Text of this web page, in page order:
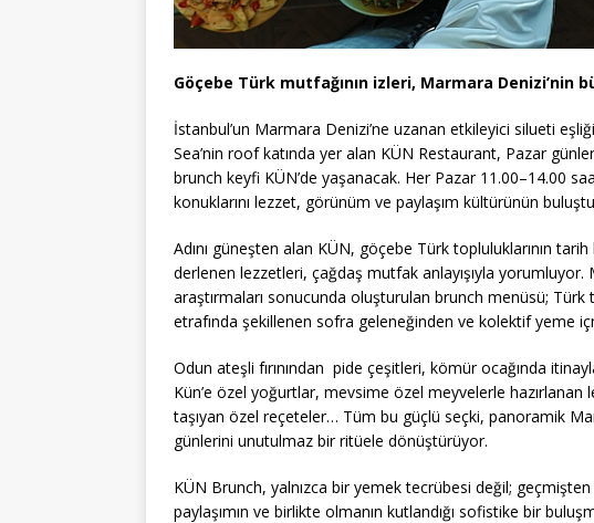
Göçebe Türk mutfağının izleri, Marmara Denizi’nin
İstanbul’un Marmara Denizi’ne uzanan etkileyici silueti
Sea’nin roof katında yer alan KÜN Restaurant, Pazar
brunch keyfi KÜN’de yaşanacak. Her Pazar 11.00–14.00
konuklarını lezzet, görünüm ve paylaşım kültürünün
Adını güneşten alan KÜN, göçebe Türk topluluklarının
derlenen lezzetleri, çağdaş mutfak anlayışıyla
araştırmaları sonucunda oluşturulan brunch menüsü; Türk
etrafında şekillenen sofra geleneğinden ve kolektif yeme
Odun ateşli fırınından pide çeşitleri, kömür ocağında
Kün’e özel yoğurtlar, mevsime özel meyvelerle hazırlanan
taşıyan özel reçeteler… Tüm bu güçlü seçki, panoramik
günlerini unutulmaz bir ritüele dönüştürüyor.
KÜN Brunch, yalnızca bir yemek tecrübesi değil;
paylaşımın ve birlikte olmanın kutlandığı sofistike bir